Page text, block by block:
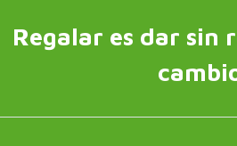
Regalar es dar sin